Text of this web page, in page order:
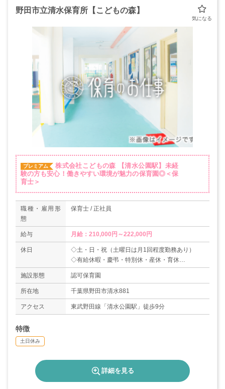
野田市立清水保育所【こどもの森】
プレミアム 株式会社こどもの森 【清水公園駅】未経
験の方も安心！働きやすい環境が魅力の保育園◎＜保
育士＞
職種・雇用形
態
保育士 / 正社員
給与 月給：210,000円～222,000円
休日
◇土・日・祝（土曜日は月1回程度勤務あり）
◇有給休暇・慶弔・特別休・産休・育休
◇年末年始（12/29～1/3）
施設形態 認可保育園
所在地 千葉県野田市清水881
アクセス 東武野田線「清水公園駅」徒歩9分
特徴
土日休み
詳細を見る